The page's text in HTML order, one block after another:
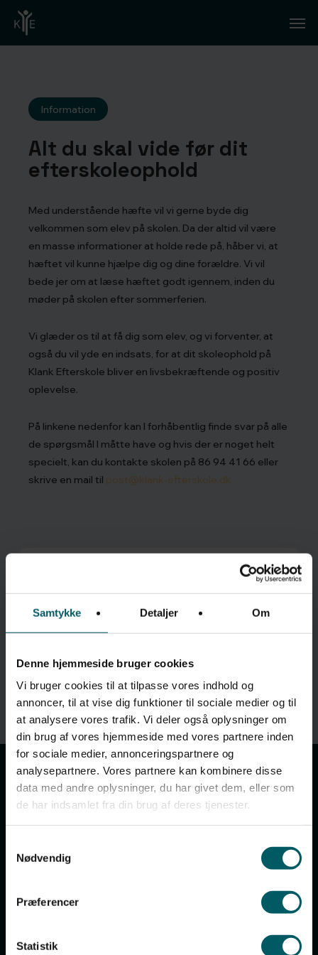
Samtykke Detaljer Om
Denne hjemmeside bruger cookies
Vi bruger cookies til at tilpasse vores indhold og
annoncer, til at vise dig funktioner til sociale medier og til
at analysere vores trafik. Vi deler også oplysninger om
din brug af vores hjemmeside med vores partnere inden
for sociale medier, annonceringspartnere og
analysepartnere. Vores partnere kan kombinere disse
data med andre oplysninger, du har givet dem, eller som
de har indsamlet fra din brug af deres tjenester.
Nødvendig
Præferencer
Statistik
Skip
main
Information
Alt du skal vide før dit
efterskoleophold
Med understående hæfte vil vi gerne byde dig
velkommen som elev på skolen. Da der altid vil være
en masse informationer at holde rede på, håber vi, at
hæftet vil kunne hjælpe dig og dine forældre. Vi vil
bede jer om at læse hæftet godt igennem, inden du
møder på skolen efter sommerferien.
Vi glæder os til at få dig som elev, og vi forventer, at
også du vil yde en indsats, for at dit skoleophold på
Klank Efterskole bliver en livsbekræftende og positiv
oplevelse.
På linkene nedenfor kan I forhåbentlig finde svar på alle
de spørgsmål I måtte have og hvis der er noget helt
specielt, kan du kontakte skolen på 86 94 41 66 eller
skrive en mail til post@klank-efterskole.dk
25
Infohæfte
25Hent hæftet her
Kontakt
8464 Galten
Bank: 6114-4930095552